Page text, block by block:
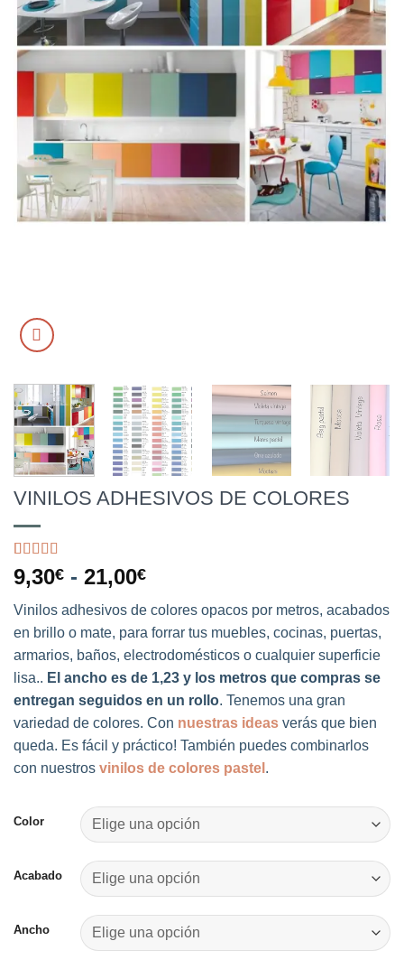
VINILOS ADHESIVOS DE COLORES
Valorado
con4.85 de
40
valoraciones
de clientes
9,30€ - 21,00€Rango
precios:
desde
9,30€
hasta
21,00€
Vinilos adhesivos de colores opacos por metros, acabados
en brillo o mate, para forrar tus muebles, cocinas, puertas,
armarios, baños, electrodomésticos o cualquier superficie
lisa.. El ancho es de 1,23 y los metros que compras se
entregan seguidos en un rollo. Tenemos una gran
variedad de colores. Con nuestras ideas verás que bien
queda. Es fácil y práctico! También puedes combinarlos
con nuestros vinilos de colores pastel .
Color
Acabado
Ancho